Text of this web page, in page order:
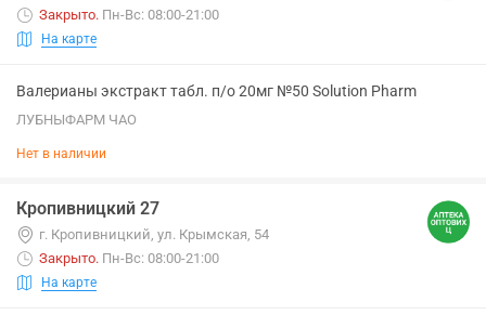
Закрыто. Пн-Вс: 08:00-21:00
На карте
Валерианы экстракт табл. п/о 20мг №50 Solution Pharm
ЛУБНЫФАРМ ЧАО
Нет в наличии
Кропивницкий 27
г. Кропивницкий, ул. Крымская, 54
Закрыто. Пн-Вс: 08:00-21:00
На карте